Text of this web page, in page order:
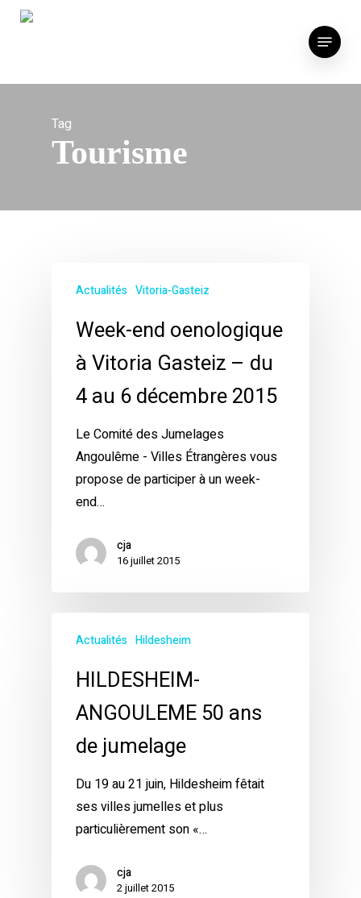
Skip
Menu
Tag
Tourisme
Actualités Vitoria-Gasteiz
Week-end oenologique
à Vitoria Gasteiz – du
4 au 6 décembre 2015
Le Comité des Jumelages
Angoulême - Villes Étrangères vous
propose de participer à un week-
end…
cja
16 juillet 2015
Actualités Hildesheim
HILDESHEIM-
ANGOULEME 50 ans
de jumelage
Du 19 au 21 juin, Hildesheim fêtait
ses villes jumelles et plus
particulièrement son «…
cja
2 juillet 2015